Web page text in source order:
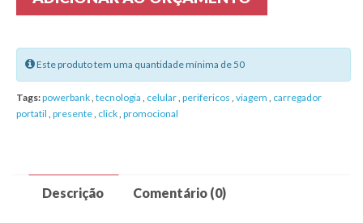
Este produto tem uma quantidade mínima de 50
Tags:powerbank, tecnologia , celular, perifericos , viagem , carregador
portatil , presente, click, promocional
Descrição Comentário (0)